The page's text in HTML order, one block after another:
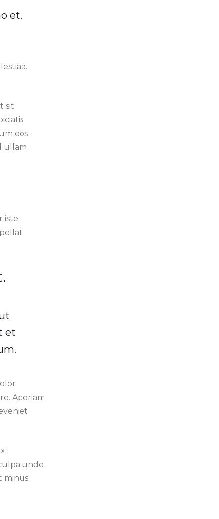
et.
sit
eos
ullam
iste.
et
Aperiam
unde.
minus